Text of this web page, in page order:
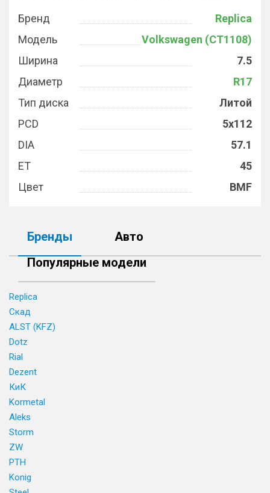
Бренд
Replica
Модель
Volkswagen (CT1108)
Ширина
7.5
Диаметр
R17
Тип диска
Литой
PCD
5x112
DIA
57.1
ET
45
Цвет
BMF
Бренды
Авто
Популярные модели
Replica
Скад
ALST (KFZ)
Dotz
Rial
Dezent
КиК
Kormetal
Aleks
Storm
ZW
PTH
Konig